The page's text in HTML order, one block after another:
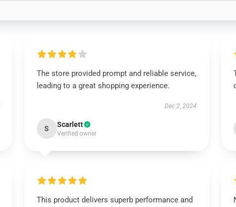
The store provided prompt and reliable service,
leading to a great shopping experience.
Dec 2, 2024
S Scarlett
Verified owner
This product delivers superb performance and